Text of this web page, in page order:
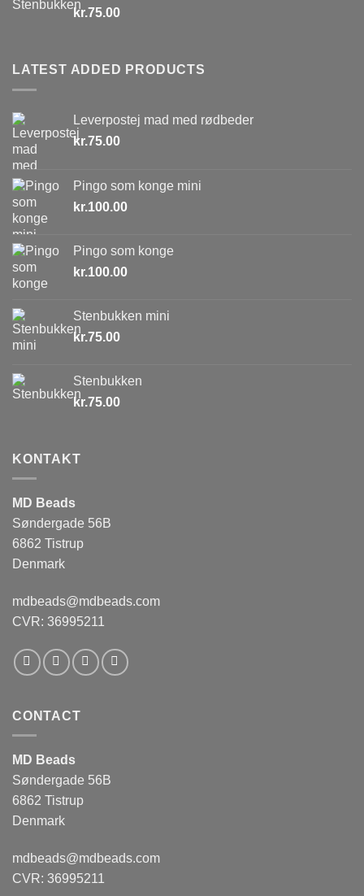
kr.75.00
LATEST ADDED PRODUCTS
Leverpostej mad med rødbeder
kr.75.00
Pingo som konge mini
kr.100.00
Pingo som konge
kr.100.00
Stenbukken mini
kr.75.00
Stenbukken
kr.75.00
KONTAKT
MD Beads
Søndergade 56B
6862 Tistrup
Denmark
mdbeads@mdbeads.com
CVR: 36995211
CONTACT
MD Beads
Søndergade 56B
6862 Tistrup
Denmark
mdbeads@mdbeads.com
CVR: 36995211